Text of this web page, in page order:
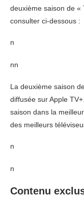
deuxième saison de «
consulter ci-dessous :
n
nn
La deuxième saison
diffusée sur Apple
saison dans la
des meilleurs
n
n
Contenu